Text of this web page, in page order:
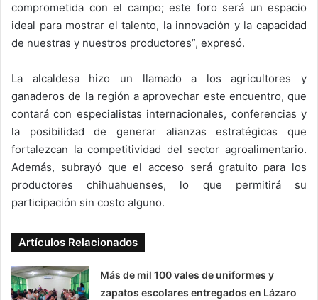
comprometida con el campo; este foro será un espacio
ideal para mostrar el talento, la innovación y la capacidad
de nuestras y nuestros productores”, expresó.
La alcaldesa hizo un llamado a los agricultores y
ganaderos de la región a aprovechar este encuentro, que
contará con especialistas internacionales, conferencias y
la posibilidad de generar alianzas estratégicas que
fortalezcan la competitividad del sector agroalimentario.
Además, subrayó que el acceso será gratuito para los
productores chihuahuenses, lo que permitirá su
participación sin costo alguno.
Artículos Relacionados
Más de mil 100 vales de uniformes y
zapatos escolares entregados en Lázaro